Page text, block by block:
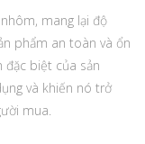
mang lại độ
phẩm an toàn và ổn
đặc biệt của sản
và khiến nó trở
mua.